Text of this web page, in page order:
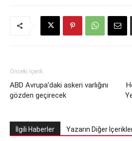
Önceki İçerik
ABD Avrupa’daki askeri varlığını
gözden geçirecek
İlgili Haberler Yazarın Diğer